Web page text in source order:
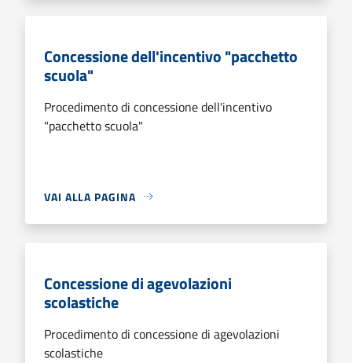
Concessione dell'incentivo "pacchetto
scuola"
Procedimento di concessione dell'incentivo
"pacchetto scuola"
VAI ALLA PAGINA
Concessione di agevolazioni
scolastiche
Procedimento di concessione di agevolazioni
scolastiche